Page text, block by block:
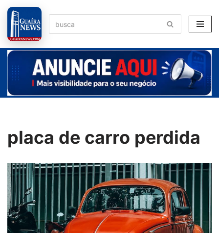
Pular
para
o
conteúdo
placa de carro perdida